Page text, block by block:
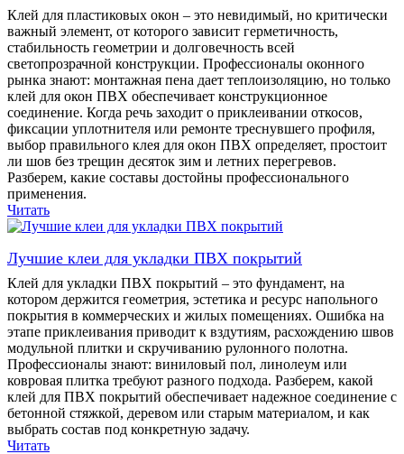
Клей для пластиковых окон – это невидимый, но критически
важный элемент, от которого зависит герметичность,
стабильность геометрии и долговечность всей
светопрозрачной конструкции. Профессионалы оконного
рынка знают: монтажная пена дает теплоизоляцию, но только
клей для окон ПВХ обеспечивает конструкционное
соединение. Когда речь заходит о приклеивании откосов,
фиксации уплотнителя или ремонте треснувшего профиля,
выбор правильного клея для окон ПВХ определяет, простоит
ли шов без трещин десяток зим и летних перегревов.
Разберем, какие составы достойны профессионального
применения.
Читать
Лучшие клеи для укладки ПВХ покрытий
Клей для укладки ПВХ покрытий – это фундамент, на
котором держится геометрия, эстетика и ресурс напольного
покрытия в коммерческих и жилых помещениях. Ошибка на
этапе приклеивания приводит к вздутиям, расхождению швов
модульной плитки и скручиванию рулонного полотна.
Профессионалы знают: виниловый пол, линолеум или
ковровая плитка требуют разного подхода. Разберем, какой
клей для ПВХ покрытий обеспечивает надежное соединение с
бетонной стяжкой, деревом или старым материалом, и как
выбрать состав под конкретную задачу.
Читать